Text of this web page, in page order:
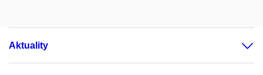
Aktuality